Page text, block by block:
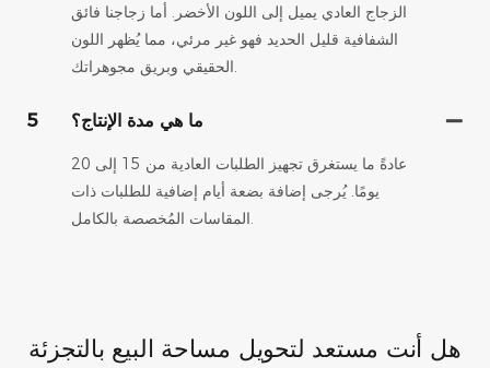
الزجاج العادي يميل إلى اللون الأخضر. أما زجاجنا فائق
الشفافية قليل الحديد فهو غير مرئي، مما يُظهر اللون
الحقيقي وبريق مجوهراتك.
5 ما هي مدة الإنتاج؟
عادةً ما يستغرق تجهيز الطلبات العادية من 15 إلى 20
يومًا. يُرجى إضافة بضعة أيام إضافية للطلبات ذات
المقاسات المُخصصة بالكامل.
هل أنت مستعد لتحويل مساحة البيع بالتجزئة